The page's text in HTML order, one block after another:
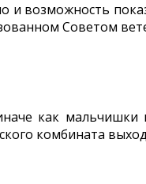
и возможность
Советом
как
комбината